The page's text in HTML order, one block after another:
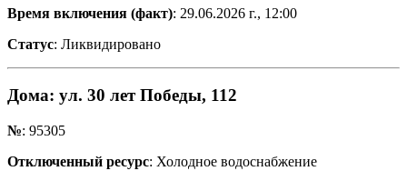
Время включения (факт): 29.06.2026 г., 12:00
Статус: Ликвидировано
Дома: ул. 30 лет Победы, 112
№: 95305
Отключенный ресурс: Холодное водоснабжение